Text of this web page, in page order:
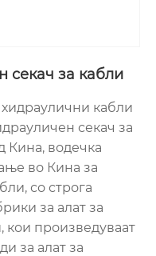
секач за кабли
кабли
секач за
Кина, водечка
во Кина за
со строга
за алат за
произведуваат
за алат за